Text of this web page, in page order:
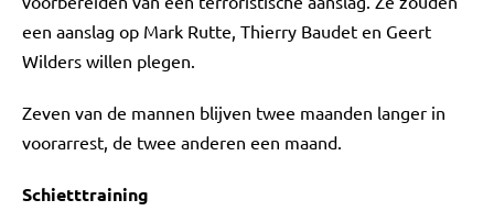
een aanslag op Mark Rutte, Thierry Baudet en Geert
Wilders willen plegen.
Zeven van de mannen blijven twee maanden langer in
voorarrest, de twee anderen een maand.
Schietttraining